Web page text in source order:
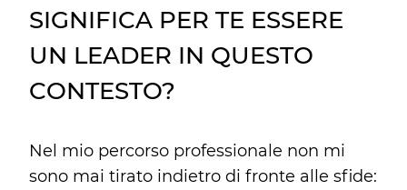
SIGNIFICA PER TE ESSERE
UN LEADER IN QUESTO
CONTESTO?
Nel mio percorso professionale non mi
sono mai tirato indietro di fronte alle sfide: